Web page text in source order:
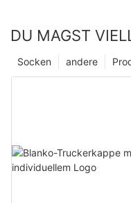
DU MAGST
andere
Socken